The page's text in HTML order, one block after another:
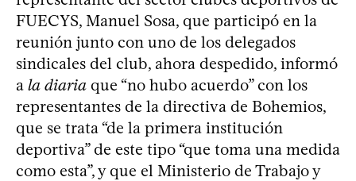
FUECYS, Manuel Sosa, que participó en la
reunión junto con uno de los delegados
sindicales del club, ahora despedido, informó
a la diaria que “no hubo acuerdo” con los
representantes de la directiva de Bohemios,
que se trata “de la primera institución
deportiva” de este tipo “que toma una medida
como esta”, y que el Ministerio de Trabajo y